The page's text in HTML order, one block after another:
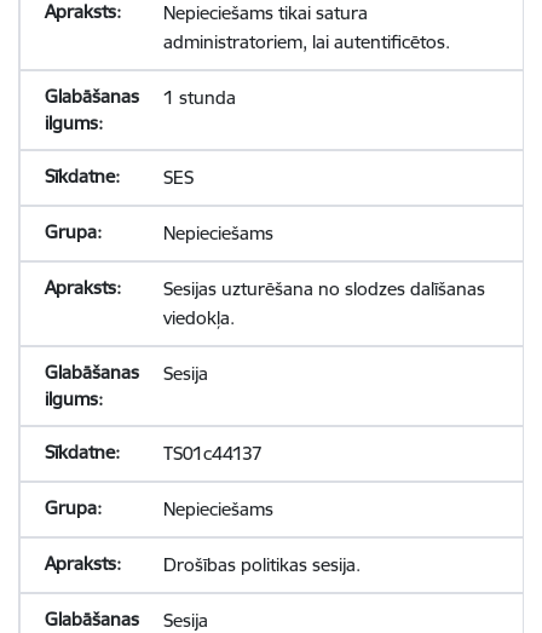
Nepieciešams tikai satura
administratoriem, lai autentificētos.
1 stunda
SES
Nepieciešams
Sesijas uzturēšana no slodzes dalīšanas
viedokļa.
Sesija
TS01c44137
Nepieciešams
Drošības politikas sesija.
Sesija